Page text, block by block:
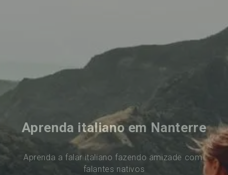
Aprenda italiano em Nanterre
Aprenda a falar italiano fazendo amizade com
falantes nativos